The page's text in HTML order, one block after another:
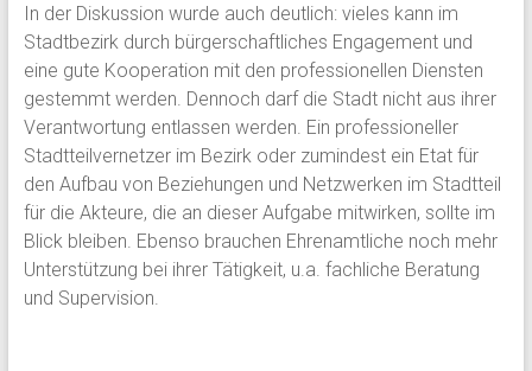
In der Diskussion wurde auch deutlich: vieles kann im
Stadtbezirk durch bürgerschaftliches Engagement und
eine gute Kooperation mit den professionellen Diensten
gestemmt werden. Dennoch darf die Stadt nicht aus ihrer
Verantwortung entlassen werden. Ein professioneller
Stadtteilvernetzer im Bezirk oder zumindest ein Etat für
den Aufbau von Beziehungen und Netzwerken im Stadtteil
für die Akteure, die an dieser Aufgabe mitwirken, sollte im
Blick bleiben. Ebenso brauchen Ehrenamtliche noch mehr
Unterstützung bei ihrer Tätigkeit, u.a. fachliche Beratung
und Supervision.